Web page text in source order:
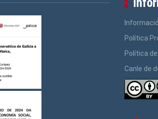
Política
Política
Canle de